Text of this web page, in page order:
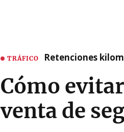
TRÁFICO Retenciones
Cómo
venta de